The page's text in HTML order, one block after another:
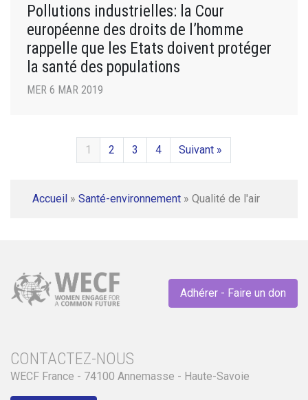
Pollutions industrielles: la Cour
européenne des droits de l’homme
rappelle que les Etats doivent protéger
la santé des populations
MER 6 MAR 2019
1 2 3 4 Suivant »
Accueil » Santé-environnement » Qualité de l'air
Adhérer - Faire un don
CONTACTEZ-NOUS
WECF France - 74100 Annemasse - Haute-Savoie